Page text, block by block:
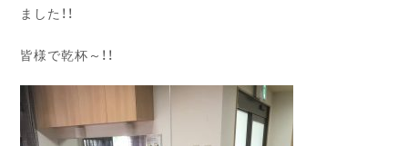
ました！！
皆様で乾杯～！！